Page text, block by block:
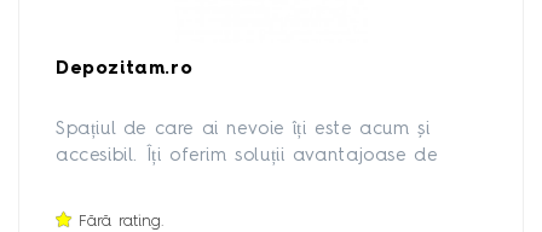
Depozitam.ro
Spațiul de care ai nevoie îți este acum și
accesibil. Îți oferim soluții avantajoase de
acces 24/7, pază permanentă, supraveghere
Fără rating.